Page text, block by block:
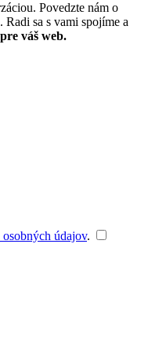
Povedzte nám o
Radi sa s vami spojíme a
váš web.
osobných údajov.